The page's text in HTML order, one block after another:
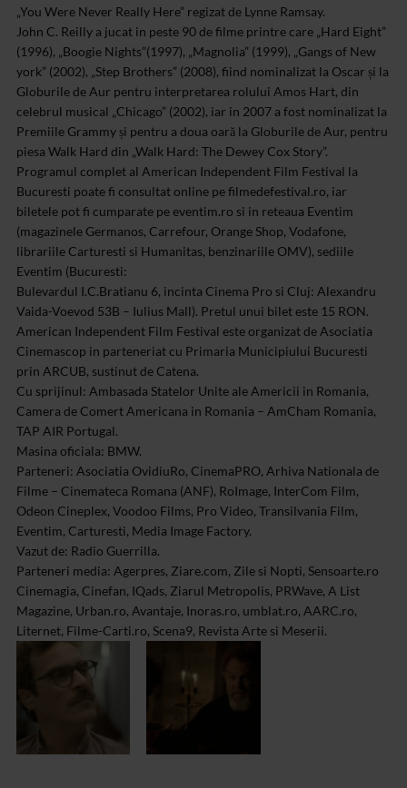
„You Were Never Really Here” regizat de Lynne Ramsay.
John C. Reilly a jucat in peste 90 de filme printre care „Hard Eight”
(1996), „Boogie Nights”(1997), „Magnolia” (1999), „Gangs of New
york” (2002), „Step Brothers” (2008), fiind nominalizat la Oscar și la
Globurile de Aur pentru interpretarea rolului Amos Hart, din
celebrul musical „Chicago” (2002), iar in 2007 a fost nominalizat la
Premiile Grammy și pentru a doua oară la Globurile de Aur, pentru
piesa Walk Hard din „Walk Hard: The Dewey Cox Story”.
Programul complet al American Independent Film Festival la
Bucuresti poate fi consultat online pe filmedefestival.ro, iar
biletele pot fi cumparate pe eventim.ro si in reteaua Eventim
(magazinele Germanos, Carrefour, Orange Shop, Vodafone,
librariile Carturesti si Humanitas, benzinariile OMV), sediile
Eventim (Bucuresti:
Bulevardul I.C.Bratianu 6, incinta Cinema Pro si Cluj: Alexandru
Vaida-Voevod 53B – Iulius Mall). Pretul unui bilet este 15 RON.
American Independent Film Festival este organizat de Asociatia
Cinemascop in parteneriat cu Primaria Municipiului Bucuresti
prin ARCUB, sustinut de Catena.
Cu sprijinul: Ambasada Statelor Unite ale Americii in Romania,
Camera de Comert Americana in Romania – AmCham Romania,
TAP AIR Portugal.
Masina oficiala: BMW.
Parteneri: Asociatia OvidiuRo, CinemaPRO, Arhiva Nationala de
Filme – Cinemateca Romana (ANF), RoImage, InterCom Film,
Odeon Cineplex, Voodoo Films, Pro Video, Transilvania Film,
Eventim, Carturesti, Media Image Factory.
Vazut de: Radio Guerrilla.
Parteneri media: Agerpres, Ziare.com, Zile si Nopti, Sensoarte.ro
Cinemagia, Cinefan, IQads, Ziarul Metropolis, PRWave, A List
Magazine, Urban.ro, Avantaje, Inoras.ro, umblat.ro, AARC.ro,
Liternet, Filme-Carti.ro, Scena9, Revista Arte si Meserii.